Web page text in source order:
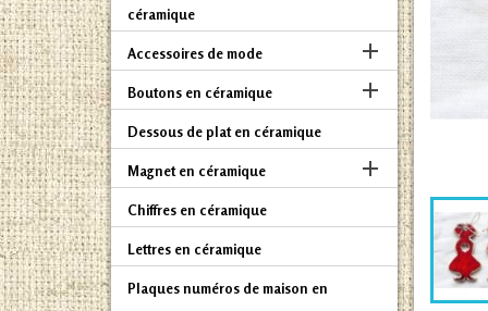
céramique
Accessoires de mode 
Boutons en céramique 
Dessous de plat en céramique
Magnet en céramique 
Chiffres en céramique
Lettres en céramique
Plaques numéros de maison en